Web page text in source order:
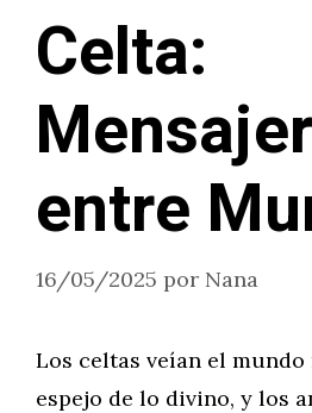
Celta:
entre
16/05/2025 por Nana
Los celtas veían el
espejo de lo divino, y los